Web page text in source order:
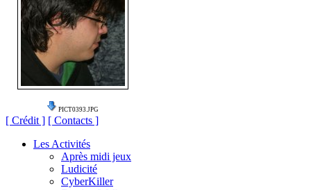
PICT0393.JPG
[ Crédit ] [ Contacts ]
Les Activités
Après midi jeux
Ludicité
CyberKiller